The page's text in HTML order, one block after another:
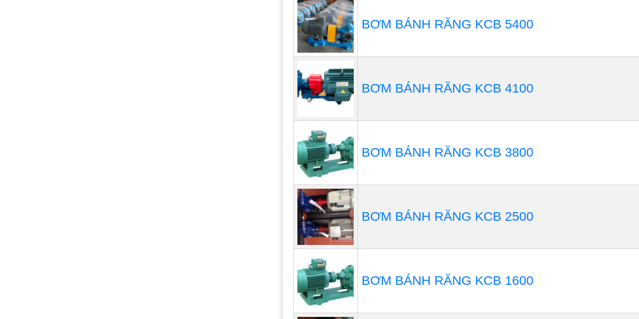
Longtech. Đây là thương hiệu máy thổi khí Đài Loan lâu đời
thổi khí Longtech được đánh giá cao về chất lượng, độ bền
Thương Hiệu Máy Thổi Khí Tại Nhất Tâm Phát
BƠM BÁNH RĂNG KCB 5400
BƠM BÁNH RĂNG KCB 4100
BƠM BÁNH RĂNG KCB 3800
BƠM BÁNH RĂNG KCB 2500
BƠM BÁNH RĂNG KCB 1600